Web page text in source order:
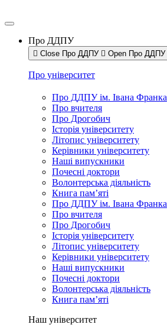
Про ДДПУ
Close Про ДДПУ Open Про ДДПУ
Про університет
Про ДДПУ ім. Івана Франка
Про вчителя
Про Дрогобич
Історія університету
Літопис університету
Керівники університету
Наші випускники
Почесні доктори
Волонтерська діяльність
Книга пам’яті
Про ДДПУ ім. Івана Франка
Про вчителя
Про Дрогобич
Історія університету
Літопис університету
Керівники університету
Наші випускники
Почесні доктори
Волонтерська діяльність
Книга пам’яті
Наш університет